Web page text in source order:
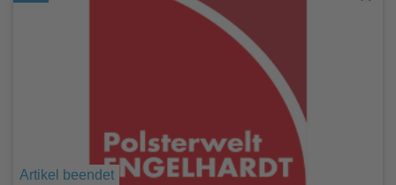
Artikel beendet